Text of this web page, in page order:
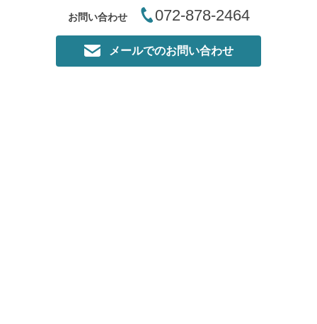
当院の駐車スペースは横に1
台乗用車が停めれますが運転
に慣れていないと少し駐車す
ちなみに、先生は山男風にガ
ッチリ体型だったので、これ
を使って鍛えたりしてるのか
お問い合わせ 072-878-2464
メールでのお問い合わせ